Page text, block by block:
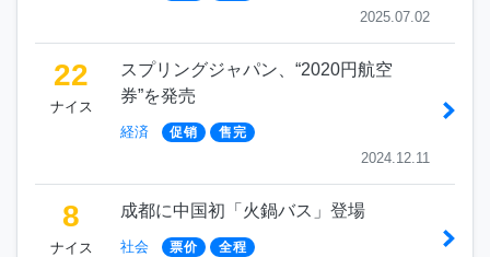
2025.07.02
22
ナイス
スプリングジャパン、“2020円航空
券”を発売
経済 促销 售完
2024.12.11
8
ナイス
成都に中国初「火鍋バス」登場
社会 票价 全程